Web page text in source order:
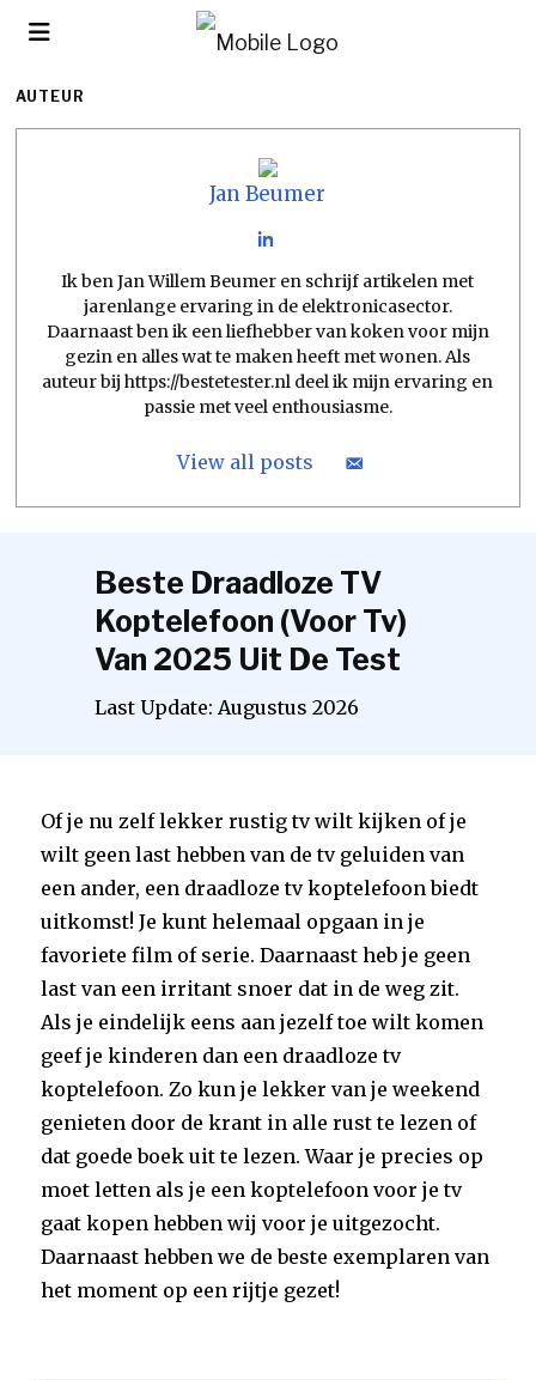
AUTEUR
Jan Beumer
Ik ben Jan Willem Beumer en schrijf artikelen met
jarenlange ervaring in de elektronicasector.
Daarnaast ben ik een liefhebber van koken voor mijn
gezin en alles wat te maken heeft met wonen. Als
auteur bij https://bestetester.nl deel ik mijn ervaring en
passie met veel enthousiasme.
View all posts
Beste Draadloze TV
Koptelefoon (voor Tv)
Van 2025 Uit De Test
Last Update: Augustus 2026
Of je nu zelf lekker rustig tv wilt kijken of je
wilt geen last hebben van de tv geluiden van
een ander, een draadloze tv koptelefoon biedt
uitkomst! Je kunt helemaal opgaan in je
favoriete film of serie. Daarnaast heb je geen
last van een irritant snoer dat in de weg zit.
Als je eindelijk eens aan jezelf toe wilt komen
geef je kinderen dan een draadloze tv
koptelefoon. Zo kun je lekker van je weekend
genieten door de krant in alle rust te lezen of
dat goede boek uit te lezen. Waar je precies op
moet letten als je een koptelefoon voor je tv
gaat kopen hebben wij voor je uitgezocht.
Daarnaast hebben we de beste exemplaren van
het moment op een rijtje gezet!